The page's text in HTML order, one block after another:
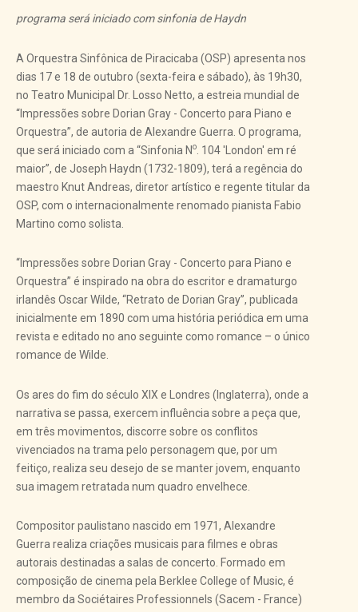
programa será iniciado com sinfonia de Haydn
A Orquestra Sinfônica de Piracicaba (OSP) apresenta nos
dias 17 e 18 de outubro (sexta-feira e sábado), às 19h30,
no Teatro Municipal Dr. Losso Netto, a estreia mundial de
“Impressões sobre Dorian Gray - Concerto para Piano e
Orquestra”, de autoria de Alexandre Guerra. O programa,
que será iniciado com a “Sinfonia No . 104 'London' em ré
maior”, de Joseph Haydn (1732-1809), terá a regência do
maestro Knut Andreas, diretor artístico e regente titular da
OSP, com o internacionalmente renomado pianista Fabio
Martino como solista.
“Impressões sobre Dorian Gray - Concerto para Piano e
Orquestra” é inspirado na obra do escritor e dramaturgo
irlandês Oscar Wilde, “Retrato de Dorian Gray”, publicada
inicialmente em 1890 com uma história periódica em uma
revista e editado no ano seguinte como romance – o único
romance de Wilde.
Os ares do fim do século XIX e Londres (Inglaterra), onde a
narrativa se passa, exercem influência sobre a peça que,
em três movimentos, discorre sobre os conflitos
vivenciados na trama pelo personagem que, por um
feitiço, realiza seu desejo de se manter jovem, enquanto
sua imagem retratada num quadro envelhece.
Compositor paulistano nascido em 1971, Alexandre
Guerra realiza criações musicais para filmes e obras
autorais destinadas a salas de concerto. Formado em
composição de cinema pela Berklee College of Music, é
membro da Sociétaires Professionnels (Sacem - France)